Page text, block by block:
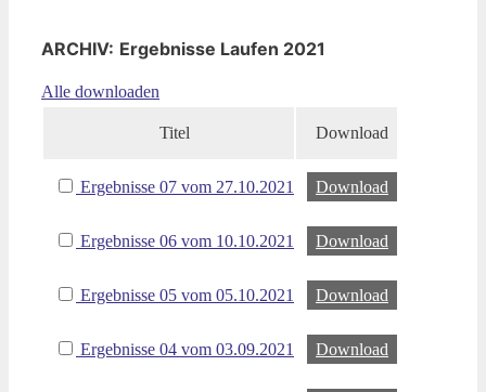
ARCHIV: Ergebnisse Laufen 2021
Alle downloaden
Titel Download
Ergebnisse 07 vom 27.10.2021 Download
Ergebnisse 06 vom 10.10.2021 Download
Ergebnisse 05 vom 05.10.2021 Download
Ergebnisse 04 vom 03.09.2021 Download